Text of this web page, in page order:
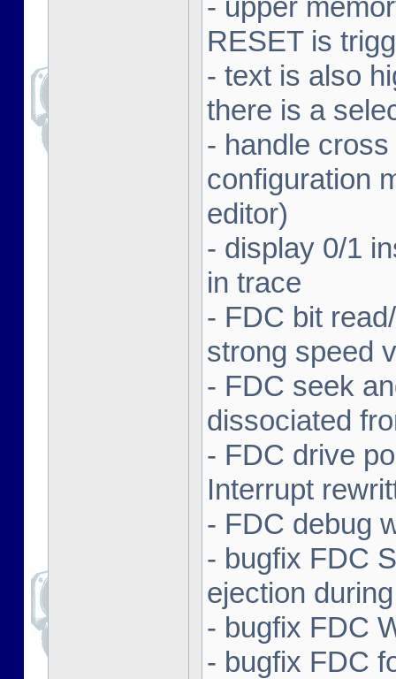
- upper
RESET is
- text is also
there is a
- handle
configuration
editor)
- display 0/1
in trace
- FDC bit
strong speed
- FDC seek
dissociated
- FDC drive
Interrupt
- FDC debug
- bugfix FDC
ejection
- bugfix FDC
- bugfix FDC